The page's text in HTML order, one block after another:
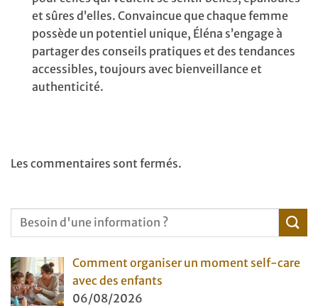
et sûres d’elles. Convaincue que chaque femme
possède un potentiel unique, Éléna s’engage à
partager des conseils pratiques et des tendances
accessibles, toujours avec bienveillance et
authenticité.
Les commentaires sont fermés.
Comment organiser un moment self-care
avec des enfants
06/08/2026